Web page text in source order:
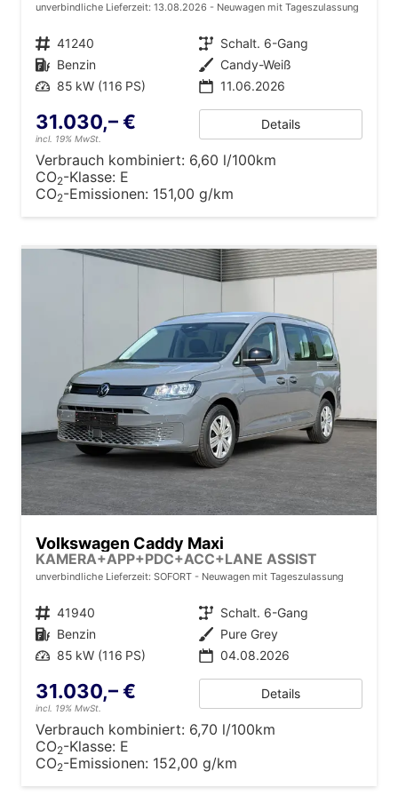
unverbindliche Lieferzeit: 13.08.2026 Neuwagen mit Tageszulassung
Fahrzeugnr. 41240 Getriebe Schalt. 6-Gang
Kraftstoff Benzin Außenfarbe Candy-Weiß
Leistung 85 kW (116 PS) 11.06.2026
31.030,– €
incl. 19% MwSt.
Details
Verbrauch kombiniert: 6,60 l/100km
CO2-Klasse: E
CO2-Emissionen: 151,00 g/km
Volkswagen Caddy Maxi
KAMERA+APP+PDC+ACC+LANE ASSIST
unverbindliche Lieferzeit: SOFORT Neuwagen mit Tageszulassung
Fahrzeugnr. 41940 Getriebe Schalt. 6-Gang
Kraftstoff Benzin Außenfarbe Pure Grey
Leistung 85 kW (116 PS) 04.08.2026
31.030,– €
incl. 19% MwSt.
Details
Verbrauch kombiniert: 6,70 l/100km
CO2-Klasse: E
CO2-Emissionen: 152,00 g/km